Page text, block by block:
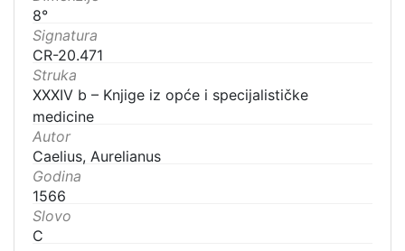
8°
Signatura
CR-20.471
Struka
XXXIV b – Knjige iz opće i specijalističke
medicine
Autor
Caelius, Aurelianus
Godina
1566
Slovo
C